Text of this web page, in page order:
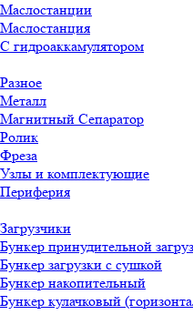
Маслостанции
Маслостанция
С гидроаккамулятором
Разное
Металл
Магнитный Сепаратор
Ролик
Фреза
Узлы и комплектующие
Периферия
Загрузчики
Бункер принудительной
Бункер загрузки с сушкой
Бункер накопительный
Бункер кулачковый